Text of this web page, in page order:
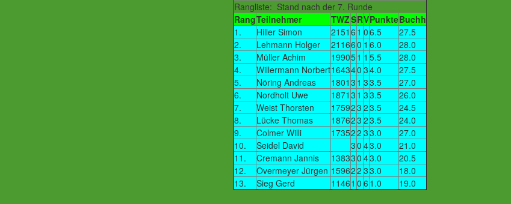
Rangliste: Stand nach der 7. Runde
RangTeilnehmer TWZSRVPunkteBuchh
1.
Hiller Simon 2151 6 1 06.5
27.5
2.
Lehmann Holger 211660 1 6.0
28.0
3.
Müller Achim 199051 1 5.5
28.0
4.
Willermann Norbert164340 34.0
27.5
5.
Nöring Andreas 1801 3 1 33.5
27.0
6.
Nordholt Uwe 1871 3 1 33.5
26.0
7.
Weist Thorsten 175923 23.5
24.5
8.
Lücke Thomas 187623 23.5
24.0
9.
Colmer Willi 173522 33.0
27.0
10.
Seidel David 30 43.0
21.0
11.
Cremann Jannis 138330 43.0
20.5
12.
Overmeyer Jürgen 159622 33.0
18.0
13.
Sieg Gerd 11461 0 6 1.0 19.0